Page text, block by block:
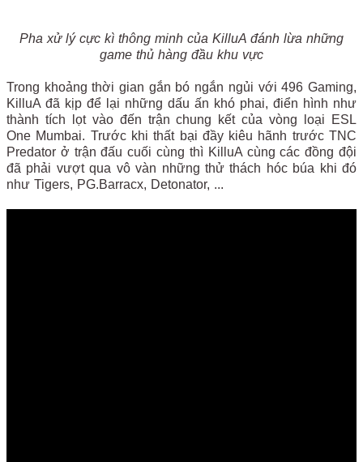
Pha xử lý cực kì thông minh của KilluA đánh lừa những
game thủ hàng đầu khu vực
Trong khoảng thời gian gắn bó ngắn ngủi với 496 Gaming,
KilluA đã kịp để lại những dấu ấn khó phai, điển hình như
thành tích lọt vào đến trận chung kết của vòng loại ESL
One Mumbai. Trước khi thất bại đầy kiêu hãnh trước TNC
Predator ở trận đấu cuối cùng thì KilluA cùng các đồng đội
đã phải vượt qua vô vàn những thử thách hóc búa khi đó
như Tigers, PG.Barracx, Detonator, ...